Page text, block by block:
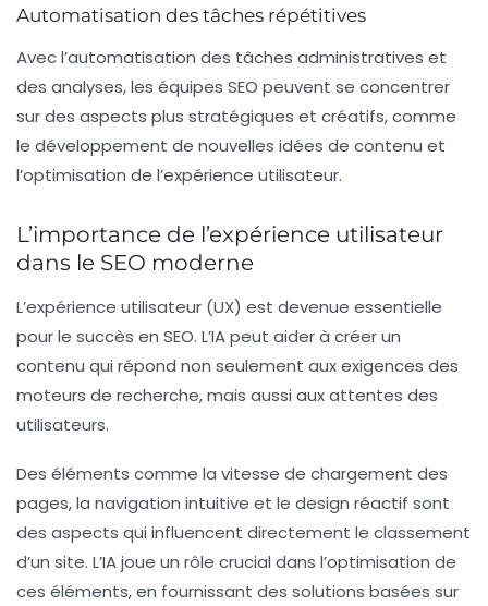
Automatisation des tâches répétitives
Avec l’automatisation des tâches administratives et
des analyses, les équipes SEO peuvent se concentrer
sur des aspects plus stratégiques et créatifs, comme
le développement de nouvelles idées de contenu et
l’optimisation de l’expérience utilisateur.
L’importance de l’expérience utilisateur
dans le SEO moderne
L’expérience utilisateur (UX) est devenue essentielle
pour le succès en SEO. L’IA peut aider à créer un
contenu qui répond non seulement aux exigences des
moteurs de recherche, mais aussi aux attentes des
utilisateurs.
Des éléments comme la vitesse de chargement des
pages, la navigation intuitive et le design réactif sont
des aspects qui influencent directement le classement
d’un site. L’IA joue un rôle crucial dans l’optimisation de
ces éléments, en fournissant des solutions basées sur